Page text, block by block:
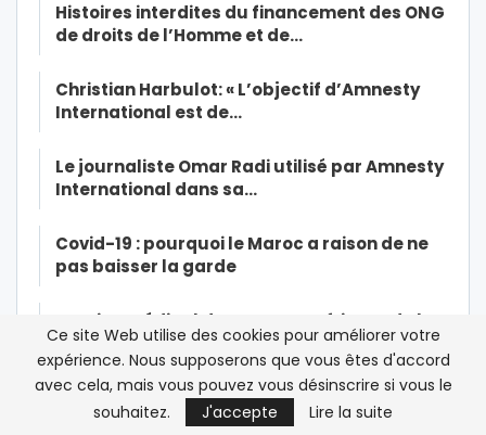
Histoires interdites du financement des ONG
de droits de l’Homme et de…
Christian Harbulot: « L’objectif d’Amnesty
International est de…
Le journaliste Omar Radi utilisé par Amnesty
International dans sa…
Covid-19 : pourquoi le Maroc a raison de ne
pas baisser la garde
Soutien médical du Maroc en Afrique : de la
parole aux actes
Exclusif- Marocains bloqués en France:
début de l’opération de…
Ce site Web utilise des cookies pour améliorer votre
expérience. Nous supposerons que vous êtes d'accord
avec cela, mais vous pouvez vous désinscrire si vous le
souhaitez.
J'accepte Lire la suite